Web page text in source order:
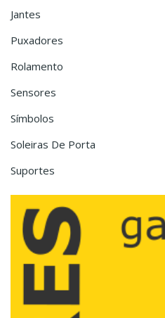
Jantes
Puxadores
Rolamento
Sensores
Símbolos
Soleiras De Porta
Suportes